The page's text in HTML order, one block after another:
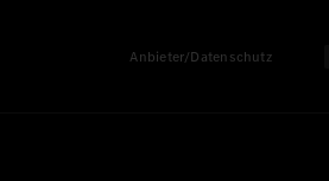
Anbieter/Datenschutz